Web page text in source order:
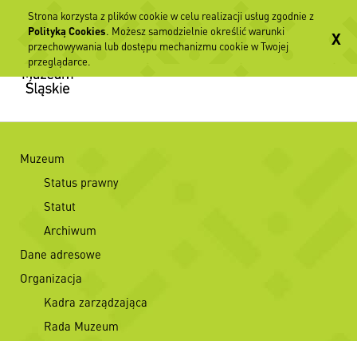
Muzeum
Status prawny
Statut
Archiwum
Dane adresowe
Organizacja
Kadra zarządzająca
Rada Muzeum
Strona korzysta z plików cookie w celu realizacji usług zgodnie z
Polityką Cookies. Możesz samodzielnie określić warunki
przechowywania lub dostępu mechanizmu cookie w Twojej
przeglądarce.
X